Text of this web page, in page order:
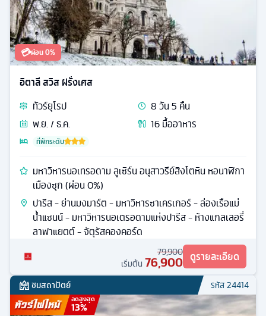
💳ผ่อน 0%
อิตาลี สวิส ฝรั่งเศส
ทัวร์ยุโรป 8วัน5 คืน
พ.ย. / ธ.ค.
16มื้ออาหาร
ที่พักระดับ
มหาวิหารนอเทรอดาม ลูเซิร์น อนุสาวรีย์สิงโตหิน หอนาฬิกา
เมืองซุก (ผ่อน 0%)
ปารีส - ย่านมงมาร์ต - มหาวิหารซาเครเกอร์ - ล่องเรือแม่
น้ำแซนน์ - มหาวิหารนอเตรอดามแห่งปารีส - ห้างแกลเลอรี่
ลาฟาแยตต์ - จัตุรัสคองคอร์ด
79,900
เริ่มต้น 76,900 ดูรายละเอียด
ชมสถาปัตย์ รหัส24414
ลดสูงสุด
13%